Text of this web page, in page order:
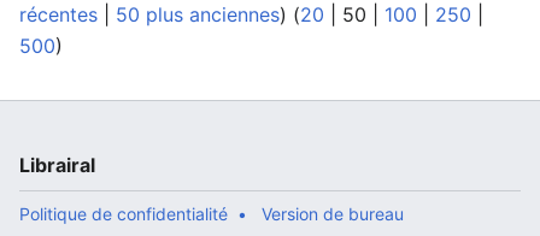
récentes
50 plus anciennes) (20 50 100 250
500)
Librairal
Politique de confidentialité Version de bureau